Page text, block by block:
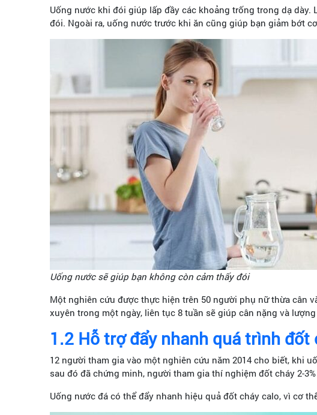
Uống nước khi đói giúp lấp đầy các khoảng trống trong dạ
đói. Ngoài ra, uống nước trước khi ăn cũng giúp bạn giảm bớt
Uống nước sẽ giúp bạn không còn cảm thấy đói
Một nghiên cứu được thực hiện trên 50 người phụ nữ thừa cân
xuyên trong một ngày, liên tục 8 tuần sẽ giúp cân nặng và
1.2 Hỗ trợ đẩy nhanh quá trình đốt
12 người tham gia vào một nghiên cứu năm 2014 cho biết, khi
sau đó đã chứng minh, người tham gia thí nghiệm đốt cháy 2-
Uống nước đá có thể đẩy nhanh hiệu quả đốt cháy calo, vì cơ